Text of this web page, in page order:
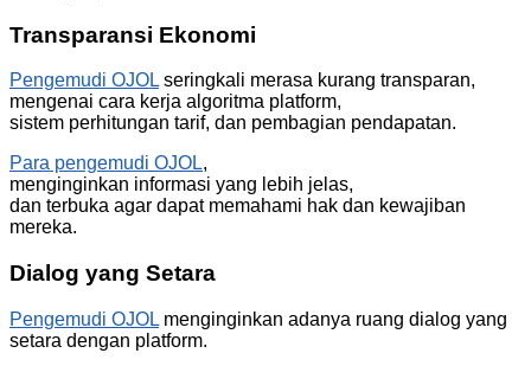
Transparansi Ekonomi
Pengemudi OJOLseringkali merasa kurang transparan,
mengenai cara kerja algoritma platform,
sistem perhitungan tarif, dan pembagian pendapatan.
Para pengemudi OJOL,
menginginkan informasi yang lebih jelas,
dan terbuka agar dapat memahami hak dan kewajiban
mereka.
Dialog yang Setara
Pengemudi OJOL menginginkan adanya ruang dialog yang
setara dengan platform.